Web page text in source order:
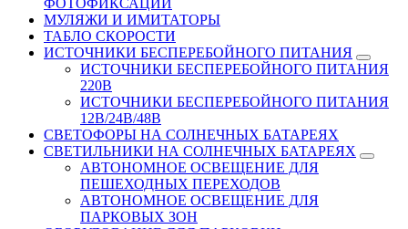
МУЛЯЖИ И ИМИТАТОРЫ
ТАБЛО СКОРОСТИ
ИСТОЧНИКИ БЕСПЕРЕБОЙНОГО ПИТАНИЯ
ИСТОЧНИКИ БЕСПЕРЕБОЙНОГО ПИТАНИЯ
220В
ИСТОЧНИКИ БЕСПЕРЕБОЙНОГО ПИТАНИЯ
12В/24В/48В
СВЕТОФОРЫ НА СОЛНЕЧНЫХ БАТАРЕЯХ
СВЕТИЛЬНИКИ НА СОЛНЕЧНЫХ БАТАРЕЯХ
АВТОНОМНОЕ ОСВЕЩЕНИЕ ДЛЯ
ПЕШЕХОДНЫХ ПЕРЕХОДОВ
АВТОНОМНОЕ ОСВЕЩЕНИЕ ДЛЯ
ПАРКОВЫХ ЗОН